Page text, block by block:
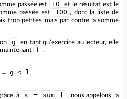
passée est 10
et le résultat est le
passée est
100 , donc la liste de
trop petites, mais par contre la somme
g
en tant qu'exercice au lecteur, elle
f :
= g s
l
à s = sum l , nous appelons la